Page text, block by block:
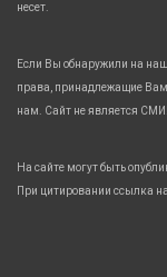
несет.
Если Вы обнаружили на
права, принадлежащие
нам. Сайт не является СМИ!
На сайте могут быть
При цитировании ссылка